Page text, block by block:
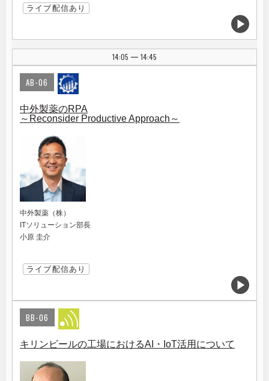
ライブ配信あり
14:05 | 14:45
AB-06
中外製薬のRPA
～Reconsider Productive Approach～
中外製薬（株）
ITソリューション部長
小原 圭介
ライブ配信あり
BB-06
キリンビールの工場におけるAI・IoT活用について